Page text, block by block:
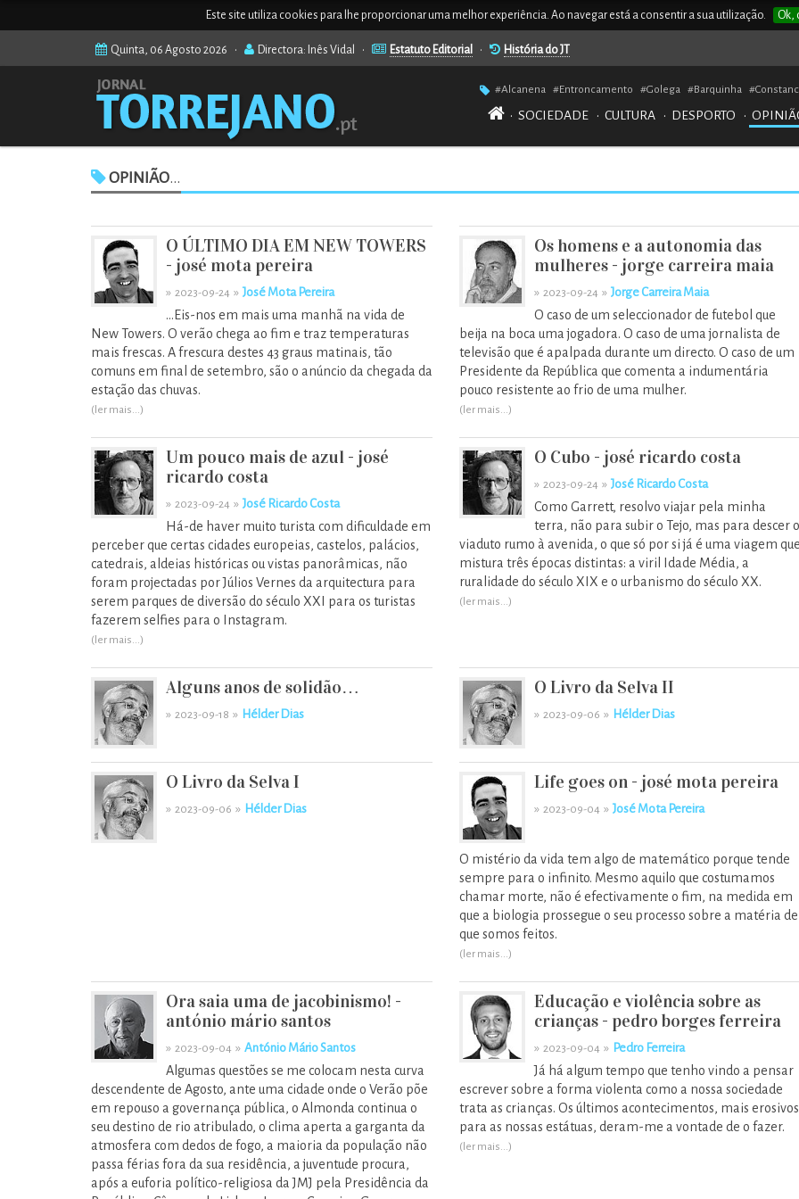
Este site utiliza cookies para lhe proporcionar uma melhor experiência. Ao navegar está a consentir a sua utilização. Ok,
Quinta, 06 Agosto 2026 • Directora: Inês Vidal • Estatuto Editorial • História do JT
#Alcanena #Entroncamento #Golega #Barquinha
• SOCIEDADE • CULTURA • DESPORTO •
OPINIÃO...
O ÚLTIMO DIA EM NEW TOWERS
- josé mota pereira
» 2023-09-24 » José Mota Pereira
…Eis-nos em mais uma manhã na vida de
New Towers. O verão chega ao fim e traz temperaturas
mais frescas. A frescura destes 43 graus matinais, tão
comuns em final de setembro, são o anúncio da chegada da
estação das chuvas.
(ler mais...)
Os homens e a autonomia das
mulheres - jorge carreira maia
» 2023-09-24 » Jorge Carreira Maia
O caso de um seleccionador de futebol que
beija na boca uma jogadora. O caso de uma jornalista de
televisão que é apalpada durante um directo. O caso de um
Presidente da República que comenta a indumentária
pouco resistente ao frio de uma mulher.
(ler mais...)
Um pouco mais de azul - josé
ricardo costa
» 2023-09-24 » José Ricardo Costa
Há-de haver muito turista com dificuldade em
perceber que certas cidades europeias, castelos, palácios,
catedrais, aldeias históricas ou vistas panorâmicas, não
foram projectadas por Júlios Vernes da arquitectura para
serem parques de diversão do século XXI para os turistas
fazerem selfies para o Instagram.
(ler mais...)
O Cubo - josé ricardo costa
» 2023-09-24 » José Ricardo Costa
Como Garrett, resolvo viajar pela minha
terra, não para subir o Tejo, mas para descer o
viaduto rumo à avenida, o que só por si já é uma viagem
mistura três épocas distintas: a viril Idade Média, a
ruralidade do século XIX e o urbanismo do século XX.
(ler mais...)
Alguns anos de solidão…
» 2023-09-18 » Hélder Dias
O Livro da Selva II
» 2023-09-06 » Hélder Dias
O Livro da Selva I
» 2023-09-06 » Hélder Dias
Life goes on - josé mota pereira
» 2023-09-04 » José Mota Pereira
O mistério da vida tem algo de matemático porque tende
sempre para o infinito. Mesmo aquilo que costumamos
chamar morte, não é efectivamente o fim, na medida em
que a biologia prossegue o seu processo sobre a matéria de
que somos feitos.
(ler mais...)
Ora saia uma de jacobinismo! -
antónio mário santos
» 2023-09-04 » António Mário Santos
Algumas questões se me colocam nesta curva
descendente de Agosto, ante uma cidade onde o Verão põe
em repouso a governança pública, o Almonda continua o
seu destino de rio atribulado, o clima aperta a garganta da
atmosfera com dedos de fogo, a maioria da população não
passa férias fora da sua residência, a juventude procura,
após a euforia político-religiosa da JMJ pela Presidência da
Educação e violência sobre as
crianças - pedro borges ferreira
» 2023-09-04 » Pedro Ferreira
Já há algum tempo que tenho vindo a pensar
escrever sobre a forma violenta como a nossa sociedade
trata as crianças. Os últimos acontecimentos, mais erosivos
para as nossas estátuas, deram-me a vontade de o fazer.
(ler mais...)